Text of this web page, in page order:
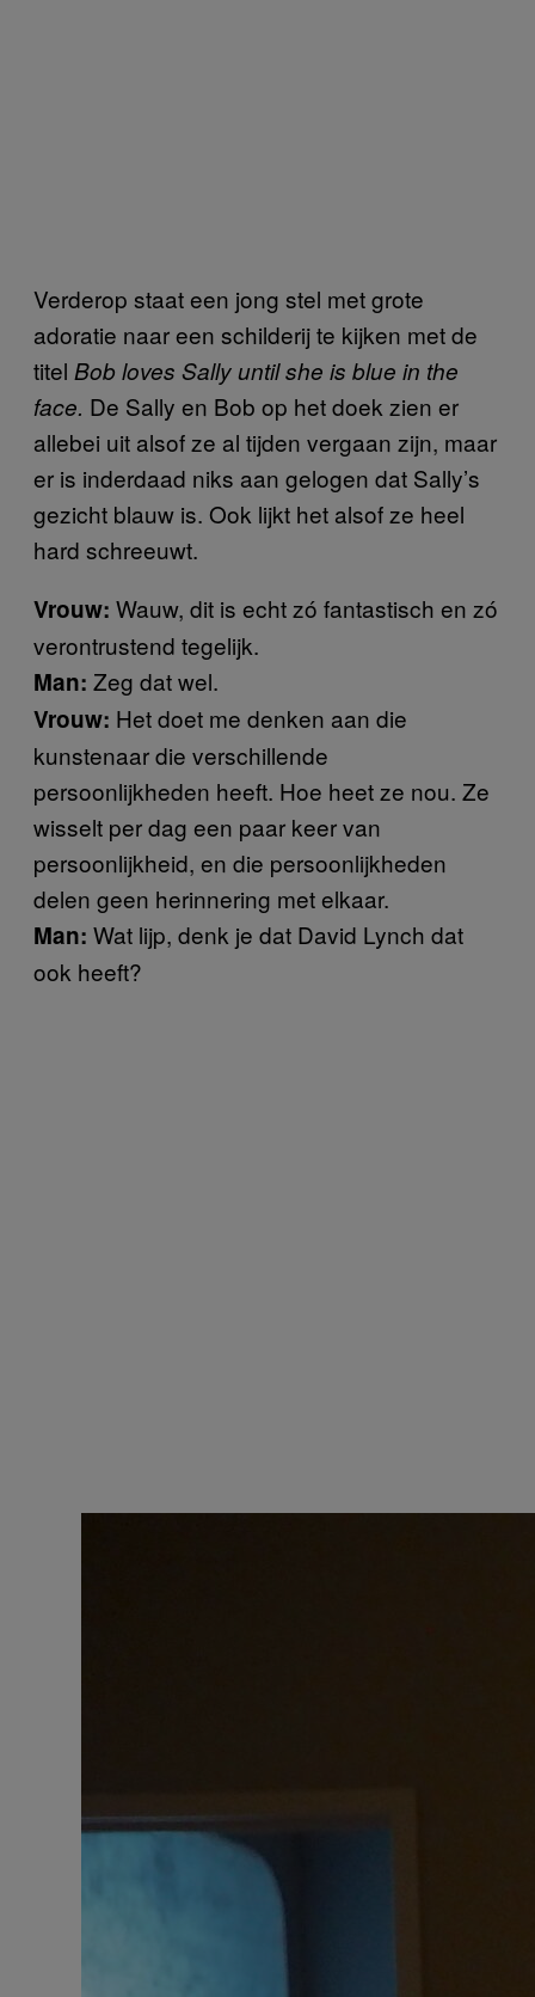
Verderop staat een jong stel met grote
adoratie naar een schilderij te kijken met de
titel Bob loves Sally until she is blue in the
face. De Sally en Bob op het doek zien er
allebei uit alsof ze al tijden vergaan zijn, maar
er is inderdaad niks aan gelogen dat Sally’s
gezicht blauw is. Ook lijkt het alsof ze heel
hard schreeuwt.
Vrouw: Wauw, dit is echt zó fantastisch en zó
verontrustend tegelijk.
Man: Zeg dat wel.
Vrouw: Het doet me denken aan die
kunstenaar die verschillende
persoonlijkheden heeft. Hoe heet ze nou. Ze
wisselt per dag een paar keer van
persoonlijkheid, en die persoonlijkheden
delen geen herinnering met elkaar.
Man: Wat lijp, denk je dat David Lynch dat
ook heeft?